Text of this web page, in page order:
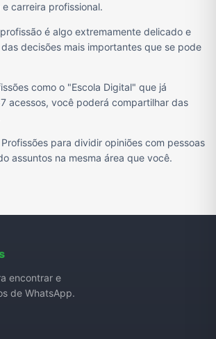
carreira profissional.
é algo extremamente delicado e
decisões mais importantes que se pode
como o "Escola Digital" que já
acessos, você poderá compartilhar das
para dividir opiniões com pessoas
assuntos na mesma área que você.
encontrar e
de WhatsApp.